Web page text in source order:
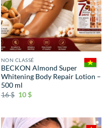
NON CLASSÉ
BECKON Almond Super
Whitening Body Repair Lotion –
500 ml
16$ 10$